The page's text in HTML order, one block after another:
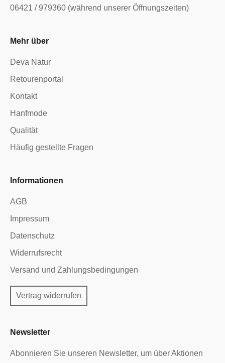
06421 / 979360 (während unserer Öffnungszeiten)
Mehr über
Deva Natur
Retourenportal
Kontakt
Hanfmode
Qualität
Häufig gestellte Fragen
Informationen
AGB
Impressum
Datenschutz
Widerrufsrecht
Versand und Zahlungsbedingungen
Vertrag widerrufen
Newsletter
Abonnieren Sie unseren Newsletter, um über Aktionen